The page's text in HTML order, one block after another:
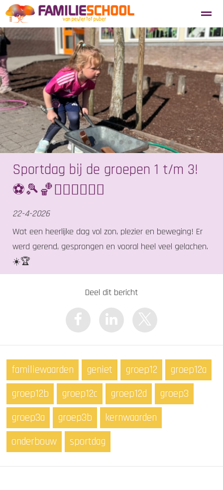
Aanmelden nieuwe leerlingen Blosse Tevredenheidsenquête
Home Agenda Zoeken
●●●●● ●●●● ●●●●●●
Sportdag bij de groepen 1 t/m 3!
⚽🎾🏀🏃🏻‍♀️🤸🏻‍♂️
22-4-2026
Wat een heerlijke dag vol zon, plezier en beweging! Er
werd gerend, gesprongen en vooral heel veel gelachen.
☀️🏆
Deel dit bericht
familiewaarden geniet groep12
groep12a
groep12b
groep12c groep12d
groep3
groep3a
groep3b
kernwaarden
onderbouw
sportdag